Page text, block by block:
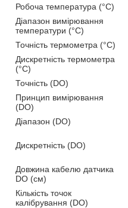
Робоча температура (°C)
Діапазон вимірювання
температури (°C)
Точність термометра (°C)
Дискретність термометра
(°C)
Точність (DO)
Принцип вимірювання
(DO)
Діапазон (DO)
Дискретність (DO)
Довжина кабелю датчика
DO (см)
Кількість точок
калібрування (DO)